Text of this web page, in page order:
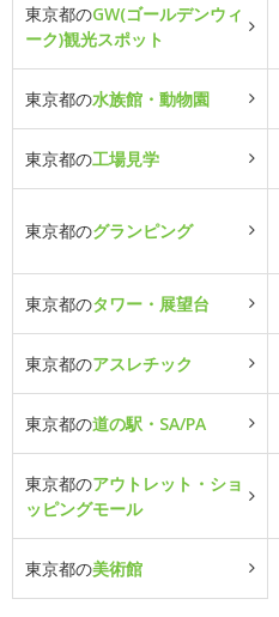
東京都のGW(ゴールデンウィ
ーク)観光スポット
東京都の水族館・動物園
東京都の工場見学
東京都のグランピング
東京都のタワー・展望台
東京都のアスレチック
東京都の道の駅・SA/PA
東京都のアウトレット・ショ
ッピングモール
東京都の美術館